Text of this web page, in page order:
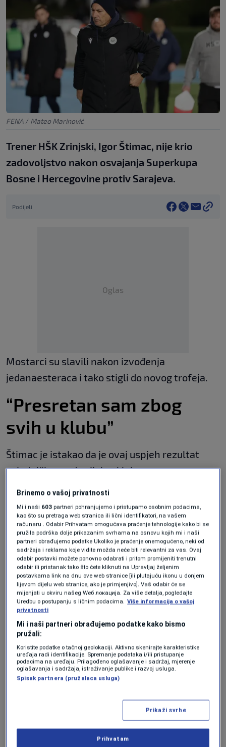
FENA / Mateo Marinović
Trener HŠK Zrinjski, Igor Štimac, nije krio
zadovoljstvo nakon osvajanja Superkupa
Bosne i Hercegovine protiv Sarajeva.
Podijeli
Oglas
Mostarci su slavili nakon izvođenja
jedanaesteraca i tako stigli do novog trofeja.
“Presretan sam zbog
svih u klubu”
Štimac je istakao da je ovaj uspjeh rezultat
zajedničkog rada cijelog kluba.
"Presretan sam, prvenstveno zbog navijača,
igrača - njihovih obitelji i kluba. Ja sam
najmanje bitan u cijeloj ovoj priči."
Respekt prema Sarajevu
Trener Zrinjskog nije krio poštovanje prema
protivniku, naglasivši kvalitet ekipe Sarajeva.
"Sarajevo je izvrsna momčad, imaju pojedince
jako dobre. Ovo je jedna od onih utakmica
kada se gleda isključivo rezultat. Nije ovo
utakmica za umirati u ljepoti igre i bilo čemu
Fokus na nastavak
sezone
Brinemo o vašoj privatnosti
Mi i naši 603 partneri pohranjujemo i pristupamo osobnim podacima,
kao što su pretraga web stranica ili lični identifikatori, na vašem
računaru . Odabir Prihvatam omogućava praćenje tehnologije kako bi se
pružila podrška dolje prikazanim svrhama na osnovu kojih mi i naši
partneri obrađujemo podatke Ukoliko je praćenje onemogućeno, neki od
sadržaja i reklama koje vidite možda neće biti relevantni za vas. Ovaj
odabir postavki možete ponovno odabrati i pritom promijeniti trenutni
odabir ili pristanak tako što ćete kliknuti na Upravljaj željenim
postavkama link na dnu ove web stranice [ili plutajuću ikonu u donjem
lijevom dijelu web stranice, ako je primjenjivo]. Vaš odabir će se
mijenjati u okviru našeg Wеб локација. Za više detalja, pogledajte
Uredbu o postupanju s ličnim podacima. Više informacija o vašoj
privatnosti
Mi i naši partneri obrađujemo podatke kako bismo
pružali:
Koristite podatke o tačnoj geolokaciji. Aktivno skenirajte karakteristike
uređaja radi identifikacije. Spremanje podataka i/ili pristupanje
podacima na uređaju. Prilagođeno oglašavanje i sadržaj, mjerenje
oglašavanja i sadržaja, istraživanje publike i razvoj usluga.
Spisak partnera (pružalaca usluga)
Prikaži svrhe
Prihvatam